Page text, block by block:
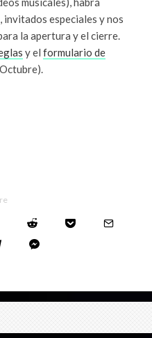
especiales y nos
la apertura y el cierre.
y el formulario de